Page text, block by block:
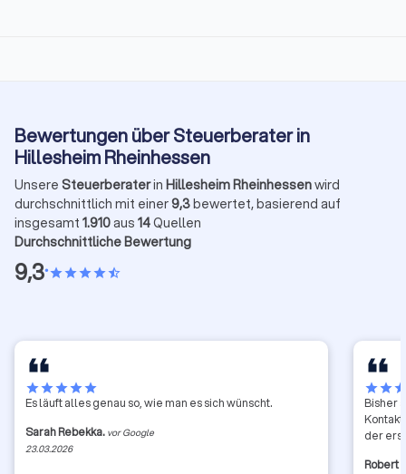
Bewertungen über Steuerberater in
Hillesheim Rheinhessen
Unsere Steuerberaterin Hillesheim Rheinhessenwird
durchschnittlich mit einer9,3bewertet, basierend auf
insgesamt 1.910aus 14Quellen
Durchschnittliche Bewertung
9,3•starstarstarstarstar_half
starstarstarstarstar
Es läuft alles genau so, wie man es sich wünscht.
Sarah Rebekka. vor Google
23.03.2026
starstar
Bisher
der
Robert